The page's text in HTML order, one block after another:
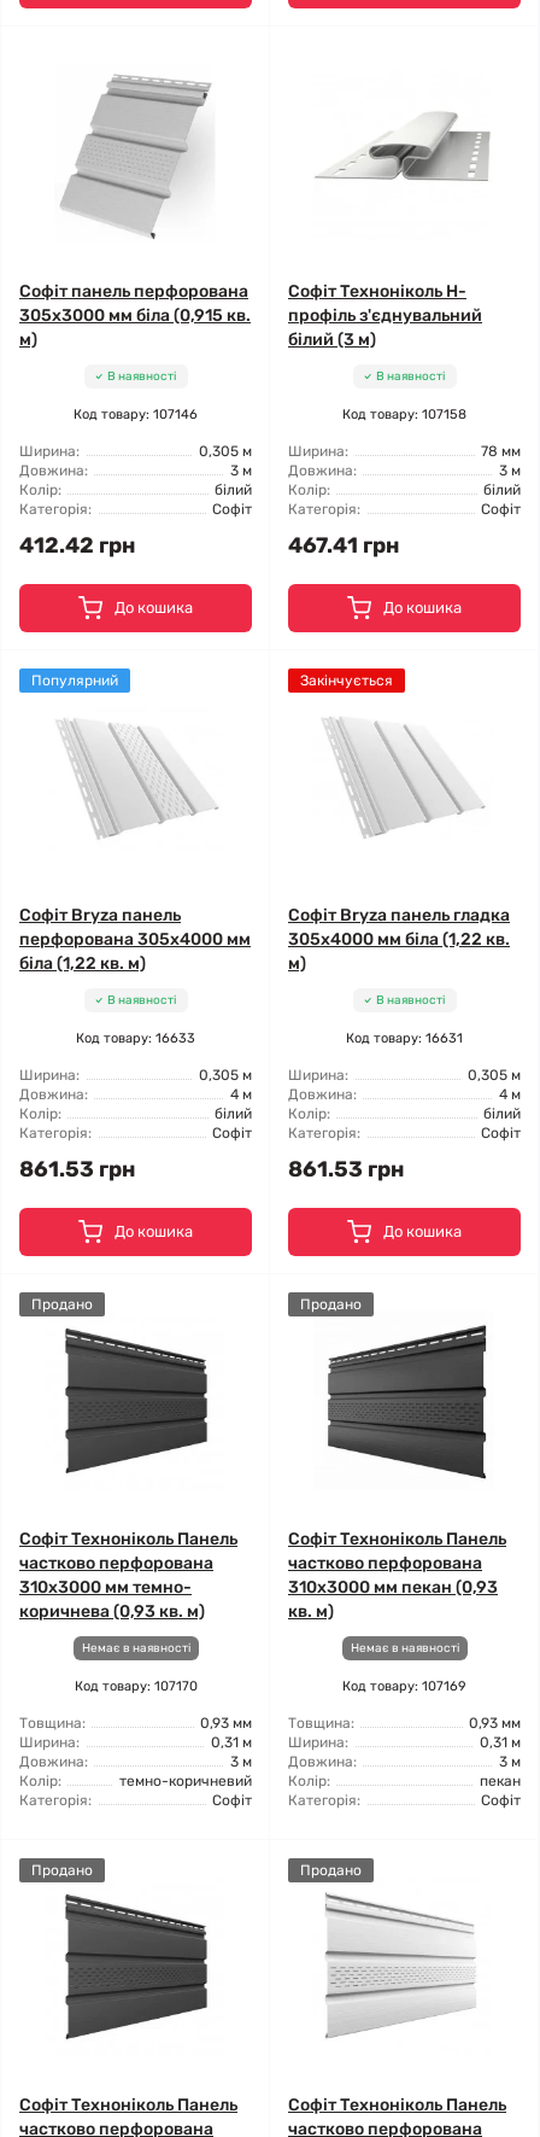
Софіт панель перфорована
305х3000 мм біла (0,915 кв.
м)
В наявності
Код товару: 107146
Ширина:
0,305 м
Довжина:
3 м
Колір:
білий
Категорія:
Софіт
412.42 грн
До кошика
Софіт Техноніколь H-
профіль з'єднувальний
білий (3 м)
В наявності
Код товару: 107158
Ширина:
78 мм
Довжина:
3 м
Колір:
білий
Категорія:
Софіт
467.41 грн
До кошика
Популярний
Софіт Bryza панель
перфорована 305х4000 мм
біла (1,22 кв. м)
В наявності
Код товару: 16633
Ширина:
0,305 м
Довжина:
4 м
Колір:
білий
Категорія:
Софіт
861.53 грн
До кошика
Закінчується
Софіт Bryza панель гладка
305х4000 мм біла (1,22 кв.
м)
В наявності
Код товару: 16631
Ширина:
0,305 м
Довжина:
4 м
Колір:
білий
Категорія:
Софіт
861.53 грн
До кошика
Продано
Софіт Техноніколь Панель
частково перфорована
310х3000 мм темно-
коричнева (0,93 кв. м)
Немає в наявності
Код товару: 107170
Товщина:
0,93 мм
Ширина:
0,31 м
Довжина:
3 м
Колір:
темно-коричневий
Категорія:
Софіт
Продано
Софіт Техноніколь Панель
частково перфорована
310х3000 мм пекан (0,93
кв. м)
Немає в наявності
Код товару: 107169
Товщина:
0,93 мм
Ширина:
0,31 м
Довжина:
3 м
Колір:
пекан
Категорія:
Софіт
Продано
Софіт Техноніколь Панель
частково перфорована
Продано
Софіт Техноніколь Панель
частково перфорована